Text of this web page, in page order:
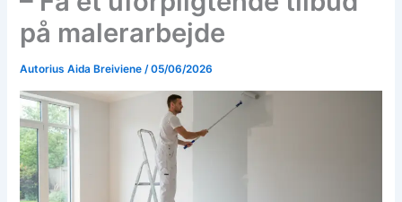
på malerarbejde
Autorius Aida Breiviene/05/06/2026